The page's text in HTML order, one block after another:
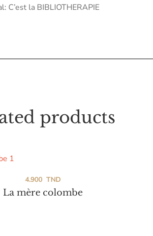
C’est la BIBLIOTHERAPIE
products
La mère colombe
4.900 TND